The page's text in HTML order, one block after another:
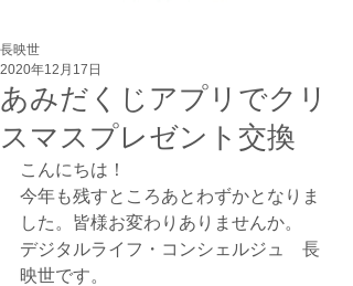
あみだくじアプリでクリ
スマスプレゼント交換
長映世
2020年12月17日
こんにちは！
今年も残すところあとわずかとなりま
した。皆様お変わりありませんか。
デジタルライフ・コンシェルジュ　長
映世です。